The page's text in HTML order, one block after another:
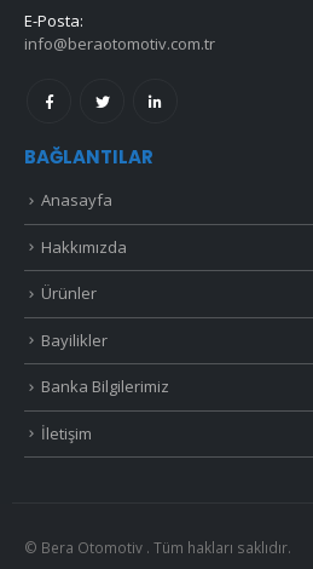
E-Posta:
info@beraotomotiv.com.tr
BAĞLANTILAR
Anasayfa
Hakkımızda
Ürünler
Bayilikler
Banka Bilgilerimiz
İletişim
© Bera Otomotiv . Tüm hakları saklıdır.